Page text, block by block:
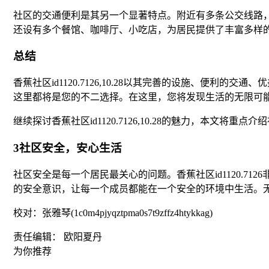
社区的交通便利是其另一个显著特点。附近有多条公交线
还设有多个餐馆、咖啡厅、小吃店，为居民提供了丰富多样
总结
香蕉社区id1120.7126,10.28以其完善的设施、便利的交通
这里都将是您的不二选择。在这里，您将发现生活的无限可
继续探讨香蕉社区id1120.7126,10.28的魅力，本文将重点
3社区安全，安心生活
社区安全是每一个居民最关心的问题。香蕉社区
的安全意识，让每一个成员都能在一个安全的环境中生活
校对：张雅琴(1c0m4pjyqztpma0s7t9zffz4htykkag)
责任编辑： 欧阳夏丹
为你推荐